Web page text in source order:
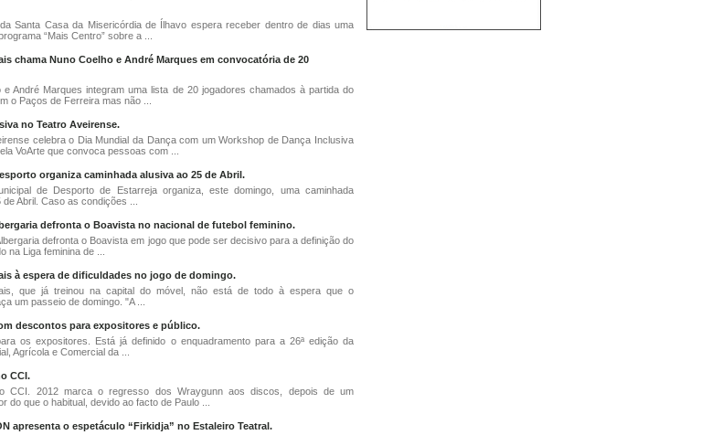
Santa Casa da Misericórdia de Ílhavo espera receber dentro de dias uma
“Mais Centro” sobre a ...
chama Nuno Coelho e André Marques em convocatória de 20
e André Marques integram uma lista de 20 jogadores chamados à partida do
o Paços de Ferreira mas não ...
no Teatro Aveirense.
celebra o Dia Mundial da Dança com um Workshop de Dança Inclusiva
VoArte que convoca pessoas com ...
organiza caminhada alusiva ao 25 de Abril.
de Desporto de Estarreja organiza, este domingo, uma caminhada
Abril. Caso as condições ...
defronta o Boavista no nacional de futebol feminino.
defronta o Boavista em jogo que pode ser decisivo para a definição do
na Liga feminina de ...
à espera de dificuldades no jogo de domingo.
que já treinou na capital do móvel, não está de todo à espera que o
um passeio de domingo. "A ...
descontos para expositores e público.
os expositores. Está já definido o enquadramento para a 26ª edição da
Agrícola e Comercial da ...
CCI.
CCI. 2012 marca o regresso dos Wraygunn aos discos, depois de um
do que o habitual, devido ao facto de Paulo ...
apresenta o espetáculo “Firkidja” no Estaleiro Teatral.